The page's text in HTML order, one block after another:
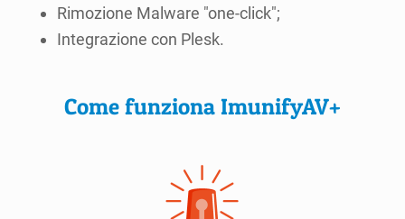
Rimozione Malware "one-click";
Integrazione con Plesk.
Come funziona ImunifyAV+